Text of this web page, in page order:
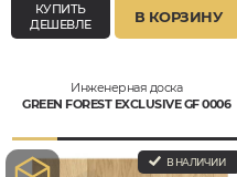
КУПИТЬ
ДЕШЕВЛЕ
В КОРЗИНУ
Инженерная доска
GREEN FOREST EXCLUSIVE GF 0006
В НАЛИЧИИ